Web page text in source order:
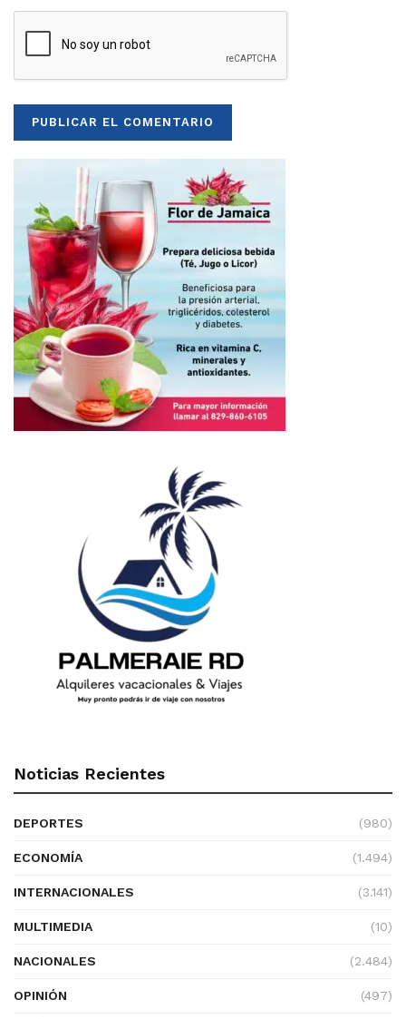
Noticias Recientes
DEPORTES (980)
ECONOMÍA (1.494)
INTERNACIONALES (3.141)
MULTIMEDIA (10)
NACIONALES (2.484)
OPINIÓN (497)